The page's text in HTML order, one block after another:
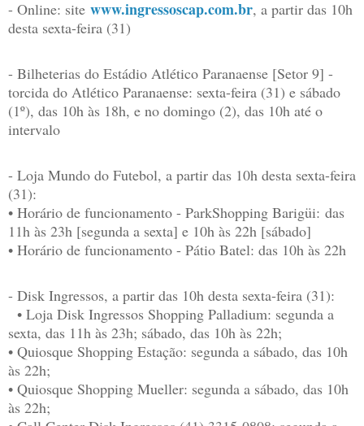
- Online: site www.ingressoscap.com.br, a partir das 10h
desta sexta-feira (31)
- Bilheterias do Estádio Atlético Paranaense [Setor 9] -
torcida do Atlético Paranaense: sexta-feira (31) e sábado
(1º), das 10h às 18h, e no domingo (2), das 10h até o
intervalo
- Loja Mundo do Futebol, a partir das 10h desta sexta-feira
(31):
• Horário de funcionamento - ParkShopping Barigüi: das
11h às 23h [segunda a sexta] e 10h às 22h [sábado]
• Horário de funcionamento - Pátio Batel: das 10h às 22h
- Disk Ingressos, a partir das 10h desta sexta-feira (31):
• Loja Disk Ingressos Shopping Palladium: segunda a
sexta, das 11h às 23h; sábado, das 10h às 22h;
• Quiosque Shopping Estação: segunda a sábado, das 10h
às 22h;
• Quiosque Shopping Mueller: segunda a sábado, das 10h
às 22h;